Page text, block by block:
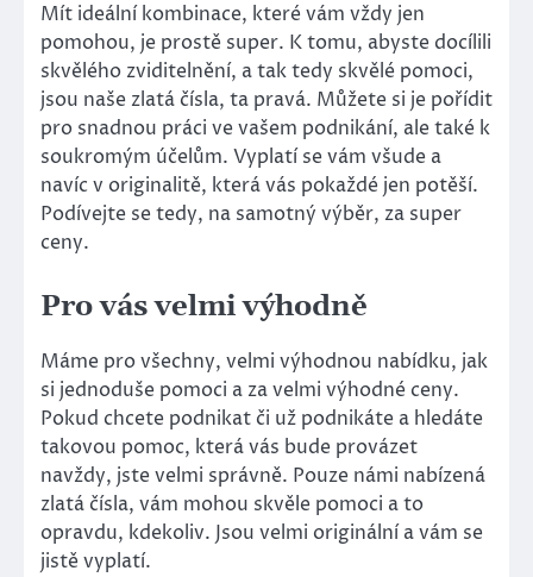
Mít ideální kombinace, které vám vždy jen
pomohou, je prostě super. K tomu, abyste docílili
skvělého zviditelnění, a tak tedy skvělé pomoci,
jsou naše zlatá čísla, ta pravá. Můžete si je pořídit
pro snadnou práci ve vašem podnikání, ale také k
soukromým účelům. Vyplatí se vám všude a
navíc v originalitě, která vás pokaždé jen potěší.
Podívejte se tedy, na samotný výběr, za super
ceny.
Pro vás velmi výhodně
Máme pro všechny, velmi výhodnou nabídku, jak
si jednoduše pomoci a za velmi výhodné ceny.
Pokud chcete podnikat či už podnikáte a hledáte
takovou pomoc, která vás bude provázet
navždy, jste velmi správně. Pouze námi nabízená
zlatá čísla, vám mohou skvěle pomoci a to
opravdu, kdekoliv. Jsou velmi originální a vám se
jistě vyplatí.